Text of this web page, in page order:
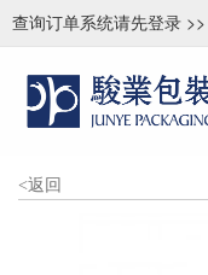
查询订单系统请先登录 >>
<返回